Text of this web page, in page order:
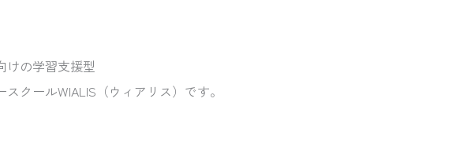
けの学習支援型
クールWIALIS（ウィアリス）です。